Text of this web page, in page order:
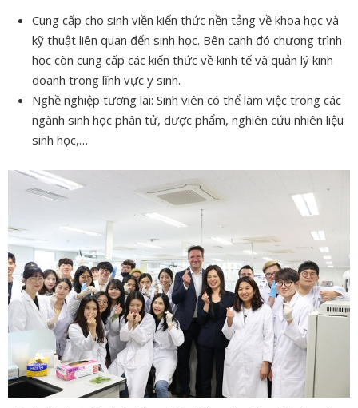
Cung cấp cho sinh viền kiến thức nền tảng về khoa học và
kỹ thuật liên quan đến sinh học. Bên cạnh đó chương trình
học còn cung cấp các kiến thức về kinh tế và quản lý kinh
doanh trong lĩnh vực y sinh.
Nghề nghiệp tương lai: Sinh viên có thể làm việc trong các
ngành sinh học phân tử, dược phẩm, nghiên cứu nhiên liệu
sinh học,…